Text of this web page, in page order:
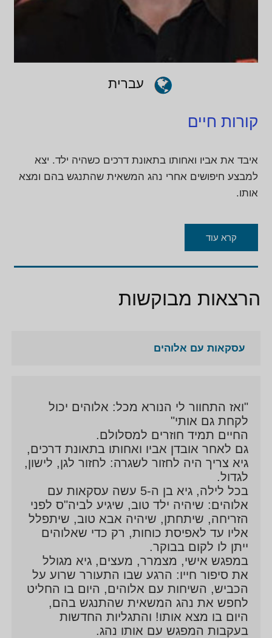
עברית
קורות חיים
איבד את אביו ואחותו בתאונת דרכים כשהיה ילד. יצא
למבצע חיפושים אחרי נהג המשאית שהתנגש בהם ומצא
אותו.
קרא עוד
הרצאות מבוקשות
עסקאות עם אלוהים
"ואז התחוור לי הנורא מכל: אלוהים יכול
לקחת גם אותי"
החיים תמיד חוזרים למסלולם.
גם לאחר אובדן אביו ואחותו בתאונת דרכים,
גיא צריך היה לחזור לשגרה: לחזור לגן, לישון,
לגדול.
בכל לילה, גיא בן ה-5 עשה עסקאות עם
אלוהים: שיהיה ילד טוב, שיגיע לביה"ס לפני
הזריחה, שיתחתן, שיהיה אבא טוב, שיתפלל
אליו עד לאפיסת כוחות, רק כדי שאלוהים
ייתן לו לקום בבוקר.
במפגש אישי, מצמרר, מעצים, גיא מגולל
את סיפור חייו: הרגע שבו התעורר שרוע על
הכביש, השיחות עם אלוהים, היום בו החליט
לחפש את נהג המשאית שהתנגש בהם,
היום בו מצא אותו! והתגליות החדשות
בעקבות המפגש עם אותו נהג.